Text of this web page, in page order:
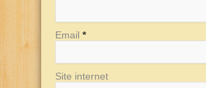
Email *
Site internet